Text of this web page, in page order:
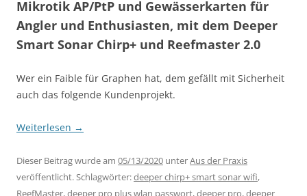
Mikrotik AP/PtP und Gewässerkarten für
Angler und Enthusiasten, mit dem Deeper
Smart Sonar Chirp+ und Reefmaster 2.0
Wer ein Faible für Graphen hat, dem gefällt mit Sicherheit
auch das folgende Kundenprojekt.
Weiterlesen →
Dieser Beitrag wurde am 05/13/2020 unterAus der Praxis
veröffentlicht. Schlagwörter:deeper chirp+ smart sonar wifi,
ReefMaster,deeper pro plus wlan passwort,deeper pro,deeper